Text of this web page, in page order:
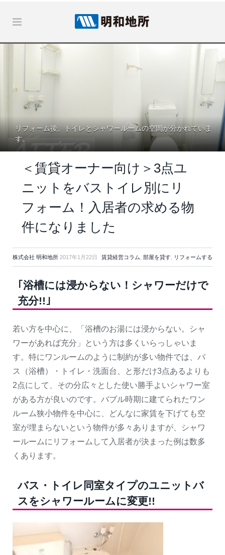
リフォーム後。トイレとシャワールームの空間が分かれていま
す。
＜賃貸オーナー向け＞3点ユ
ニットをバストイレ別にリ
フォーム！入居者の求める物
件になりました
株式会社 明和地所 2017年1月22日 賃貸経営コラム, 部屋を貸す, リフォームする
｢浴槽には浸からない！シャワーだけで
充分!!｣
若い方を中心に、「浴槽のお湯には浸からない。シャ
ワーがあれば充分」という方は多くいらっしゃいま
す。特にワンルームのように制約が多い物件では、バ
ス（浴槽）・トイレ・洗面台、と形だけ3点あるよりも
2点にして、その分広々とした使い勝手よいシャワー室
がある方が良いのです。バブル時期に建てられたワン
ルーム狭小物件を中心に、どんなに家賃を下げても空
室が埋まらないという物件が多々ありますが、シャワ
ールームにリフォームして入居者が決まった例は数多
くあります。
バス・トイレ同室タイプのユニットバ
スをシャワールームに変更!!